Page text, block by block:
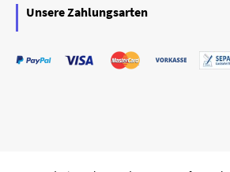
Unsere Zahlungsarten